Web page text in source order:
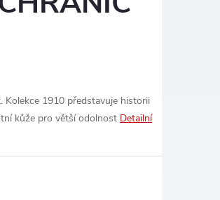
Kolekce 1910 představuje historii
kůže pro větší odolnost Detailní